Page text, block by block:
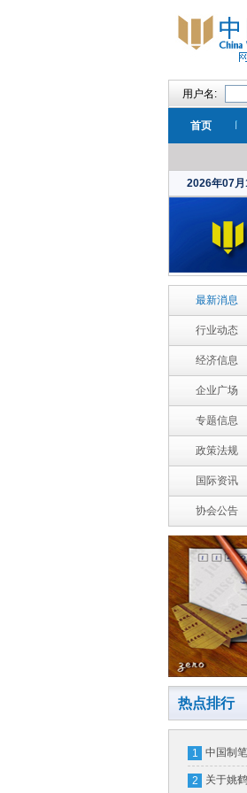
用户名:
首页
2026年07月
最新消息
行业动态
经济信息
企业广场
专题信息
政策法规
国际资讯
协会公告
热点排行
1 中国制
会换届
2 关于姚